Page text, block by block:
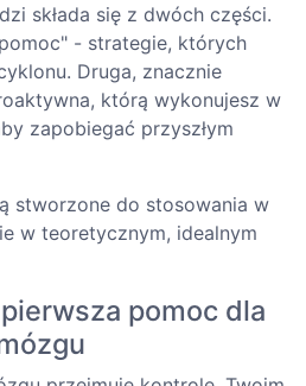
składa się z dwóch części.
- strategie, których
Druga, znacznie
którą wykonujesz w
zapobiegać przyszłym
stworzone do stosowania w
w teoretycznym, idealnym
pomoc dla